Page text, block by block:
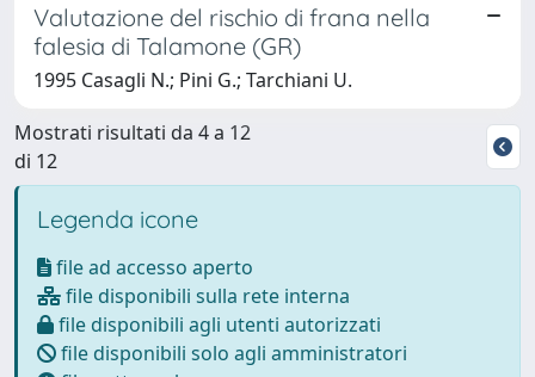
Valutazione del rischio di frana nella
falesia di Talamone (GR)
1995 Casagli N.; Pini G.; Tarchiani U.
Mostrati risultati da 4 a 12
di 12
Legenda icone
file ad accesso aperto
file disponibili sulla rete interna
file disponibili agli utenti autorizzati
file disponibili solo agli amministratori